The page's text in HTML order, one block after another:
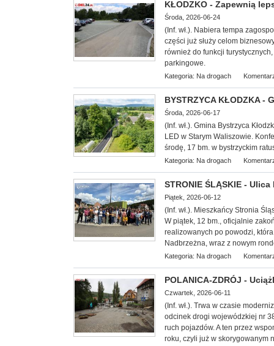
KŁODZKO - Zapewnią
Środa, 2026-06-24
(Inf. wł.). Nabiera tempa
części już służy celom
również do funkcji
parkingowe.
Kategoria: Na drogach
BYSTRZYCA KŁODZKA -
Środa, 2026-06-17
(Inf. wł.). Gmina Bystrzyca
LED w Starym Waliszowie.
środę, 17 bm. w bystrzyckim
Kategoria: Na drogach
STRONIE ŚLĄSKIE -
Piątek, 2026-06-12
(Inf. wł.). Mieszkańcy Stronia
W piątek, 12 bm., oficjalnie
realizowanych po powodzi,
Nadbrzeżna, wraz z nowym
Kategoria: Na drogach
POLANICA-ZDRÓJ -
Czwartek, 2026-06-11
(Inf. wł.). Trwa w czasie
odcinek drogi wojewódzkiej nr
ruch pojazdów. A ten przez
roku, czyli już w skorygowanym